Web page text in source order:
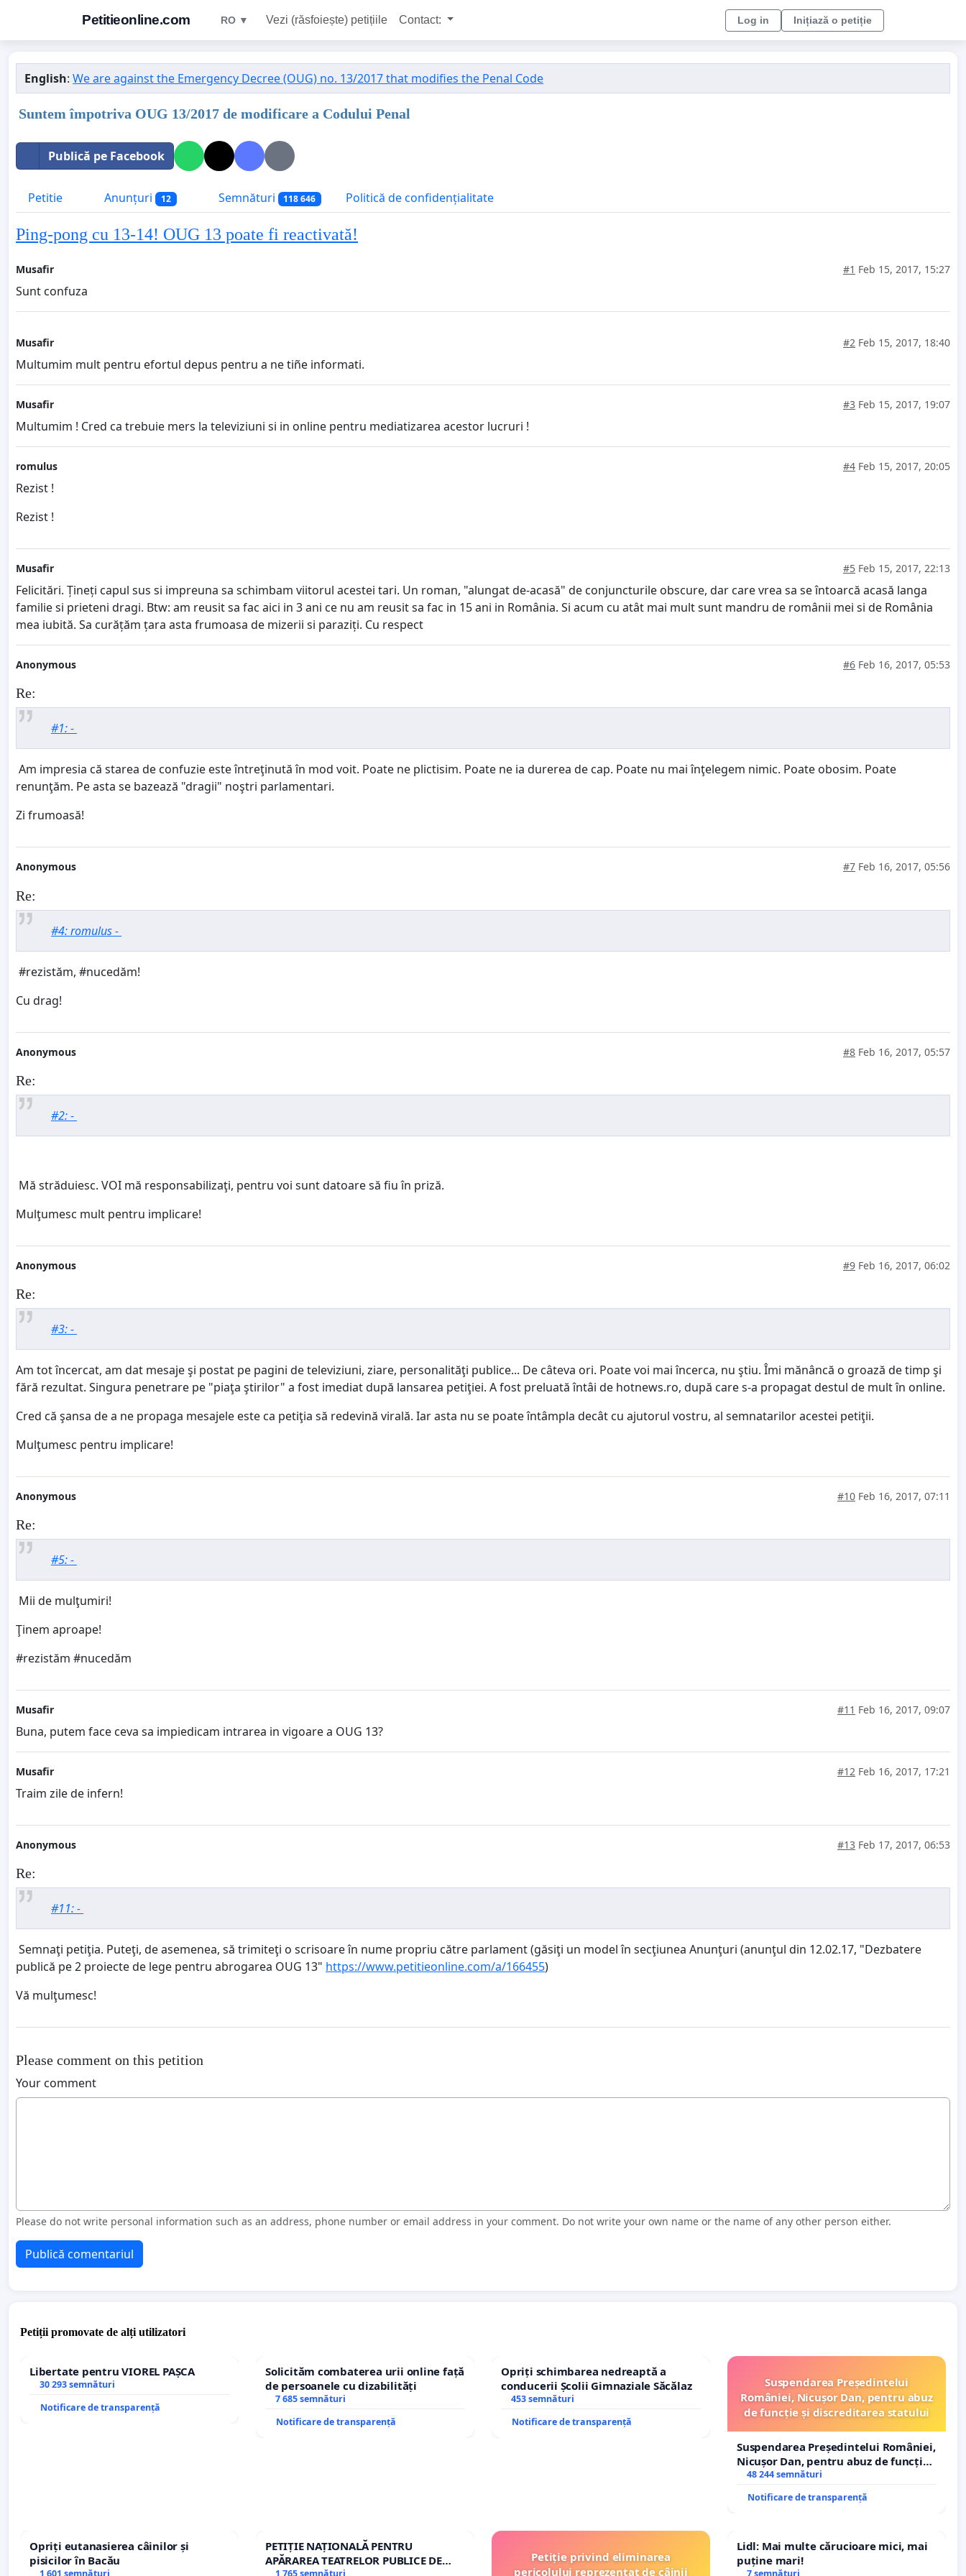
Petitieonline.com RO ▼ Vezi (răsfoiește) petițiile Contact: Log in Inițiază o petiție
English:We are against the Emergency Decree (OUG) no. 13/2017 that modifies the Penal Code
Suntem împotriva OUG 13/2017 de modificare a Codului Penal
Publică pe Facebook
Petitie Anunțuri 12 Semnături 118 646 Politică de confidențialitate
Ping-pong cu 13-14! OUG 13 poate fi reactivată!
Musafir #1 Feb 15, 2017, 15:27
Sunt confuza
Musafir #2 Feb 15, 2017, 18:40
Multumim mult pentru efortul depus pentru a ne tiñe informati.
Musafir #3 Feb 15, 2017, 19:07
Multumim ! Cred ca trebuie mers la televiziuni si in online pentru mediatizarea acestor lucruri !
romulus #4 Feb 15, 2017, 20:05
Rezist !
Rezist !
Musafir #5 Feb 15, 2017, 22:13
Felicitări. Țineți capul sus si impreuna sa schimbam viitorul acestei tari. Un roman, "alungat de-acasă" de conjuncturile obscure, dar care vrea sa se întoarcă acasă langa
familie si prieteni dragi. Btw: am reusit sa fac aici in 3 ani ce nu am reusit sa fac in 15 ani in România. Si acum cu atât mai mult sunt mandru de românii mei si de România
mea iubită. Sa curățăm țara asta frumoasa de mizerii si paraziți. Cu respect
Anonymous #6 Feb 16, 2017, 05:53
Re:
#1: -
Am impresia că starea de confuzie este întreţinută în mod voit. Poate ne plictisim. Poate ne ia durerea de cap. Poate nu mai înţelegem nimic. Poate obosim. Poate
renunţăm. Pe asta se bazează "dragii" noştri parlamentari.
Zi frumoasă!
Anonymous #7 Feb 16, 2017, 05:56
Re:
#4: romulus -
#rezistăm, #nucedăm!
Cu drag!
Anonymous #8 Feb 16, 2017, 05:57
Re:
#2: -
Mă străduiesc. VOI mă responsabilizaţi, pentru voi sunt datoare să fiu în priză.
Mulţumesc mult pentru implicare!
Anonymous #9 Feb 16, 2017, 06:02
Re:
#3: -
Am tot încercat, am dat mesaje şi postat pe pagini de televiziuni, ziare, personalităţi publice... De câteva ori. Poate voi mai încerca, nu ştiu. Îmi mănâncă o groază de timp şi
fără rezultat. Singura penetrare pe "piaţa ştirilor" a fost imediat după lansarea petiţiei. A fost preluată întâi de hotnews.ro, după care s-a propagat destul de mult în online.
Cred că şansa de a ne propaga mesajele este ca petiţia să redevină virală. Iar asta nu se poate întâmpla decât cu ajutorul vostru, al semnatarilor acestei petiţii.
Mulţumesc pentru implicare!
Anonymous #10 Feb 16, 2017, 07:11
Re:
#5: -
Mii de mulţumiri!
Ţinem aproape!
#rezistăm #nucedăm
Musafir #11 Feb 16, 2017, 09:07
Buna, putem face ceva sa impiedicam intrarea in vigoare a OUG 13?
Musafir #12 Feb 16, 2017, 17:21
Traim zile de infern!
Anonymous #13 Feb 17, 2017, 06:53
Re:
#11: -
Semnaţi petiţia. Puteţi, de asemenea, să trimiteţi o scrisoare în nume propriu către parlament (găsiţi un model în secţiunea Anunţuri (anunţul din 12.02.17, "Dezbatere
publică pe 2 proiecte de lege pentru abrogarea OUG 13" https://www.petitieonline.com/a/166455)
Vă mulţumesc!
Please comment on this petition
Your comment
Please do not write personal information such as an address, phone number or email address in your comment. Do not write your own name or the name of any other person either.
Publică comentariul
Petiții promovate de alți utilizatori
Libertate pentru VIOREL PAȘCA
30 293 semnături
Notificare de transparență
Solicităm combaterea urii online față
de persoanele cu dizabilități
7 685 semnături
Notificare de transparență
Opriți schimbarea nedreaptă a
conducerii Școlii Gimnaziale Săcălaz
453 semnături
Notificare de transparență
Suspendarea Președintelui
României, Nicușor Dan, pentru abuz
de funcție și discreditarea statului
Suspendarea Președintelui României,
Nicușor Dan, pentru abuz de funcție
și discreditarea statului
48 244 semnături
Notificare de transparență
Opriți eutanasierea câinilor și
pisicilor în Bacău
1 601 semnături
PETIȚIE NAȚIONALĂ PENTRU
APĂRAREA TEATRELOR PUBLICE DE
1 765 semnături
Petiție privind eliminarea
pericolului reprezentat de câinii
Lidl: Mai multe cărucioare mici, mai
puține mari!
7 semnături